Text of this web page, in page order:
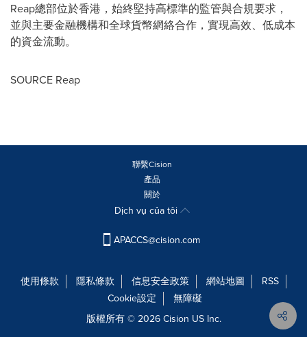
Reap總部位於香港，始終堅持高標準的監管與合規要求，
並與主要金融機構和全球貨幣網絡合作，實現高效、低成本
的資金流動。
SOURCE Reap
聯繫Cision
產品
關於
Dịch vụ của tôi
APACCS@cision.com
使用條款 隱私條款 信息安全政策 網站地圖
RSS
Cookie設定
無障礙
版權所有 © 2026 Cision US Inc.